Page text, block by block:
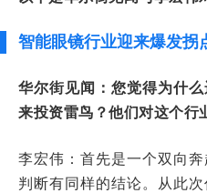
智能眼镜行业迎来爆发拐
华尔街见闻：您觉得为什
来投资雷鸟？他们对这个行
李宏伟：首先是一个双向
判断有同样的结论。从此